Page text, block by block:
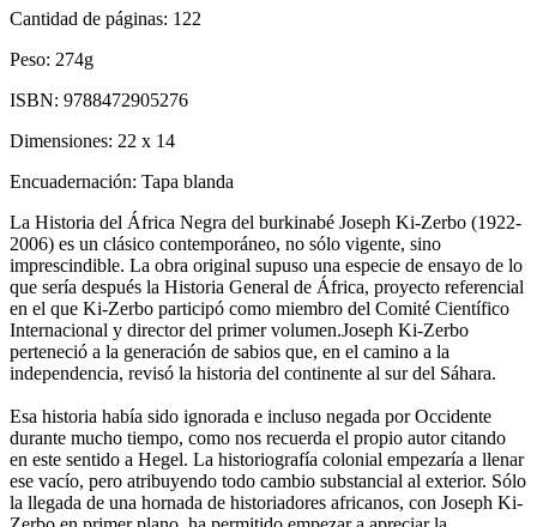
Cantidad de páginas: 122
Peso: 274g
ISBN: 9788472905276
Dimensiones: 22 x 14
Encuadernación: Tapa blanda
La Historia del África Negra del burkinabé Joseph Ki-Zerbo (1922-
2006) es un clásico contemporáneo, no sólo vigente, sino
imprescindible. La obra original supuso una especie de ensayo de lo
que sería después la Historia General de África, proyecto referencial
en el que Ki-Zerbo participó como miembro del Comité Científico
Internacional y director del primer volumen.Joseph Ki-Zerbo
perteneció a la generación de sabios que, en el camino a la
independencia, revisó la historia del continente al sur del Sáhara.
Esa historia había sido ignorada e incluso negada por Occidente
durante mucho tiempo, como nos recuerda el propio autor citando
en este sentido a Hegel. La historiografía colonial empezaría a llenar
ese vacío, pero atribuyendo todo cambio substancial al exterior. Sólo
la llegada de una hornada de historiadores africanos, con Joseph Ki-